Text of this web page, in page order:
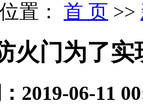
置： 首 页 >>
火门为了
2019-06-11